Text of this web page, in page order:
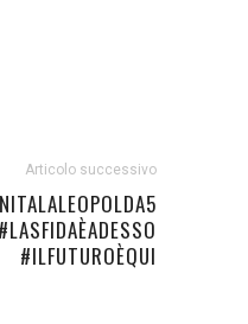
Articolo successivo
‪#‎ILFUTUROÈQUI‬